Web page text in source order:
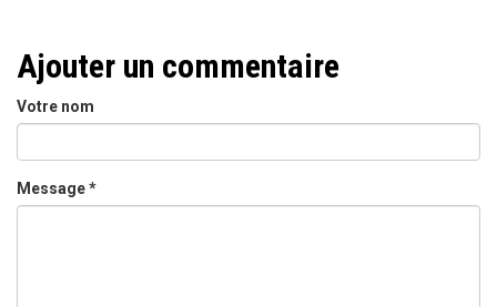
Ajouter un commentaire
Votre nom
Message*